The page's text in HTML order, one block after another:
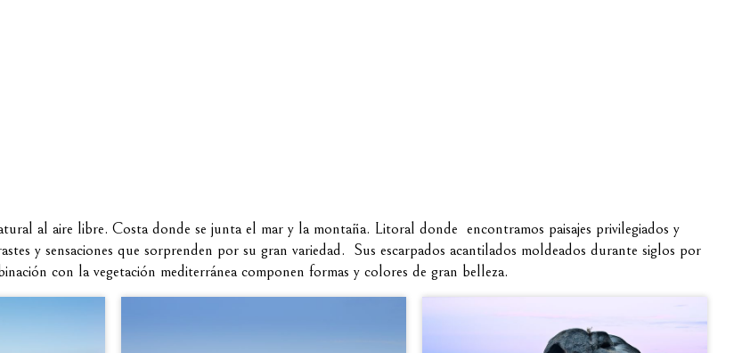
al aire libre. Costa donde se junta el mar y la montaña. Litoral donde encontramos paisajes privilegiados y
y sensaciones que sorprenden por su gran variedad. Sus escarpados acantilados moldeados durante siglos por
con la vegetación mediterránea componen formas y colores de gran belleza.